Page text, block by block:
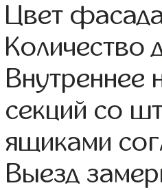
Цвет
Количество
Внутреннее
секций со
ящиками
Выезд